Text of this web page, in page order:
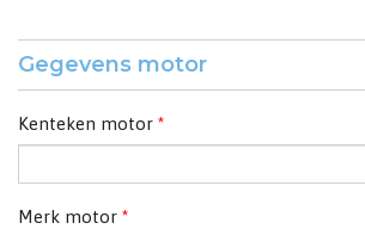
Gegevens motor
Kenteken motor *
Merk motor *